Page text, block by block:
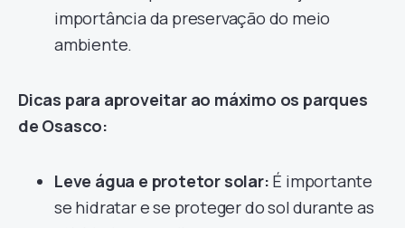
importância da preservação do meio
ambiente.
Dicas para aproveitar ao máximo os parques
de Osasco:
Leve água e protetor solar: É importante
se hidratar e se proteger do sol durante as